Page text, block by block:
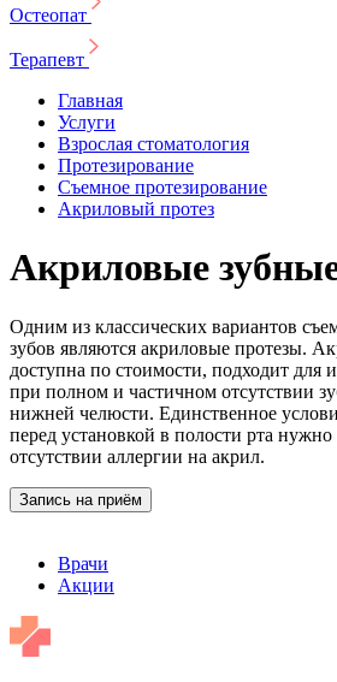
Остеопат
Терапевт
Главная
Услуги
Взрослая стоматология
Протезирование
Съемное протезирование
Акриловый протез
Акриловые
Одним из классических вариантов
зубов являются акриловые протезы.
доступна по стоимости, подходит для
при полном и частичном отсутствии
нижней челюсти. Единственное
перед установкой в полости рта нужно
отсутствии аллергии на акрил.
Запись на приём
Врачи
Акции